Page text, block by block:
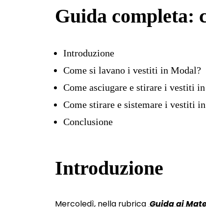
Guida completa:
Introduzione
Come si lavano i vestiti in Modal?
Come asciugare e stirare i vestiti
Come stirare e sistemare i vestiti
Conclusione
Introduzione
Mercoledì, nella rubrica Guida ai